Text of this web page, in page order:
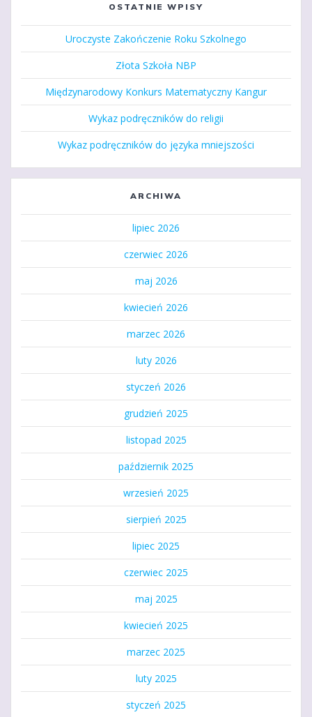
OSTATNIE WPISY
Uroczyste Zakończenie Roku Szkolnego
Złota Szkoła NBP
Międzynarodowy Konkurs Matematyczny Kangur
Wykaz podręczników do religii
Wykaz podręczników do języka mniejszości
ARCHIWA
lipiec 2026
czerwiec 2026
maj 2026
kwiecień 2026
marzec 2026
luty 2026
styczeń 2026
grudzień 2025
listopad 2025
październik 2025
wrzesień 2025
sierpień 2025
lipiec 2025
czerwiec 2025
maj 2025
kwiecień 2025
marzec 2025
luty 2025
styczeń 2025